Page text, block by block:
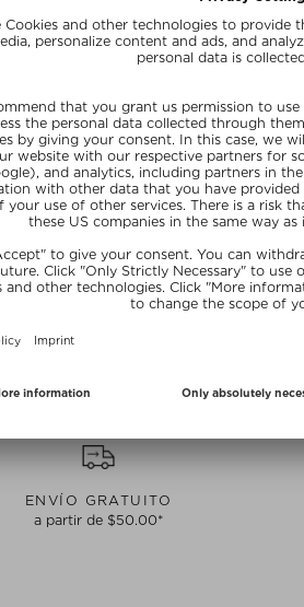
STURM
del bebé
ENVÍO GRATUITO
a partir de $‌50.00*